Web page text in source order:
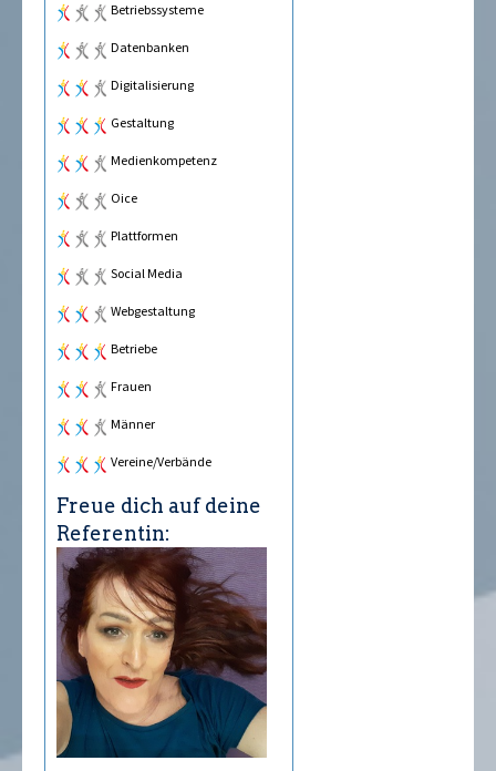
Betriebssysteme
Datenbanken
Digitalisierung
Gestaltung
Medienkompetenz
Office
Plattformen
Social Media
Webgestaltung
Betriebe
Frauen
Männer
Vereine/Verbände
Freue dich auf deine
Referentin: